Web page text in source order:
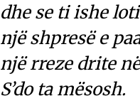
dhe se ti ishe
një shpresë e
një rreze drite
S’do ta mësosh.